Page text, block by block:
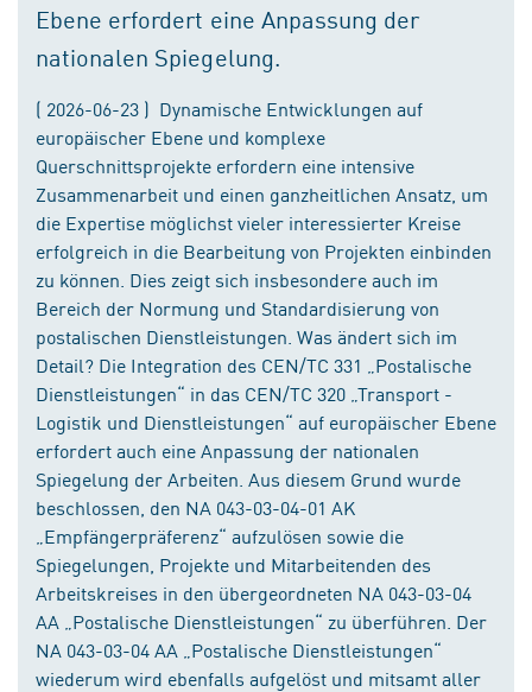
Ebene erfordert eine Anpassung der
nationalen Spiegelung.
( 2026-06-23 ) Dynamische Entwicklungen auf
europäischer Ebene und komplexe
Querschnittsprojekte erfordern eine intensive
Zusammenarbeit und einen ganzheitlichen Ansatz, um
die Expertise möglichst vieler interessierter Kreise
erfolgreich in die Bearbeitung von Projekten einbinden
zu können. Dies zeigt sich insbesondere auch im
Bereich der Normung und Standardisierung von
postalischen Dienstleistungen. Was ändert sich im
Detail? Die Integration des CEN/TC 331 „Postalische
Dienstleistungen“ in das CEN/TC 320 „Transport -
Logistik und Dienstleistungen“ auf europäischer Ebene
erfordert auch eine Anpassung der nationalen
Spiegelung der Arbeiten. Aus diesem Grund wurde
beschlossen, den NA 043-03-04-01 AK
„Empfängerpräferenz“ aufzulösen sowie die
Spiegelungen, Projekte und Mitarbeitenden des
Arbeitskreises in den übergeordneten NA 043-03-04
AA „Postalische Dienstleistungen“ zu überführen. Der
NA 043-03-04 AA „Postalische Dienstleistungen“
wiederum wird ebenfalls aufgelöst und mitsamt aller